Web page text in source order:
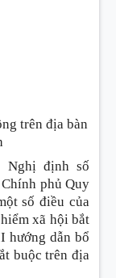
trên địa bàn
Nghị định số
phủ Quy
số điều của
xã hội bắt
hướng dẫn bổ
buộc trên địa